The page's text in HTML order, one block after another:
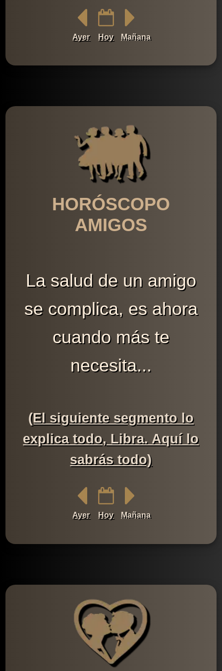
Ayer Hoy Mañana
HORÓSCOPO
AMIGOS
La salud de un amigo
se complica, es ahora
cuando más te
necesita...
(El siguiente segmento lo
explica todo, Libra. Aquí lo
sabrás todo)
Ayer Hoy Mañana